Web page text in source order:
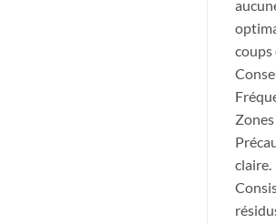
coups
claire.